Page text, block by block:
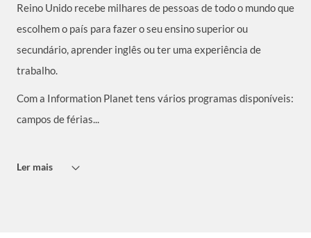
Reino Unido recebe milhares de pessoas de todo o mundo que
escolhem o país para fazer o seu ensino superior ou
secundário, aprender inglês ou ter uma experiência de
trabalho.
Com a Information Planet tens vários programas disponíveis:
campos de férias...
Ler mais